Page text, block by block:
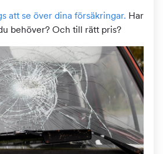
att se över dina försäkringar. Har
behöver? Och till rätt pris?